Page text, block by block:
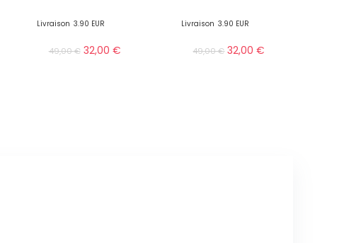
Livraison 3.90 EUR
49,00€ 32,00 €
Livraison 3.90 EUR
49,00€ 32,00€